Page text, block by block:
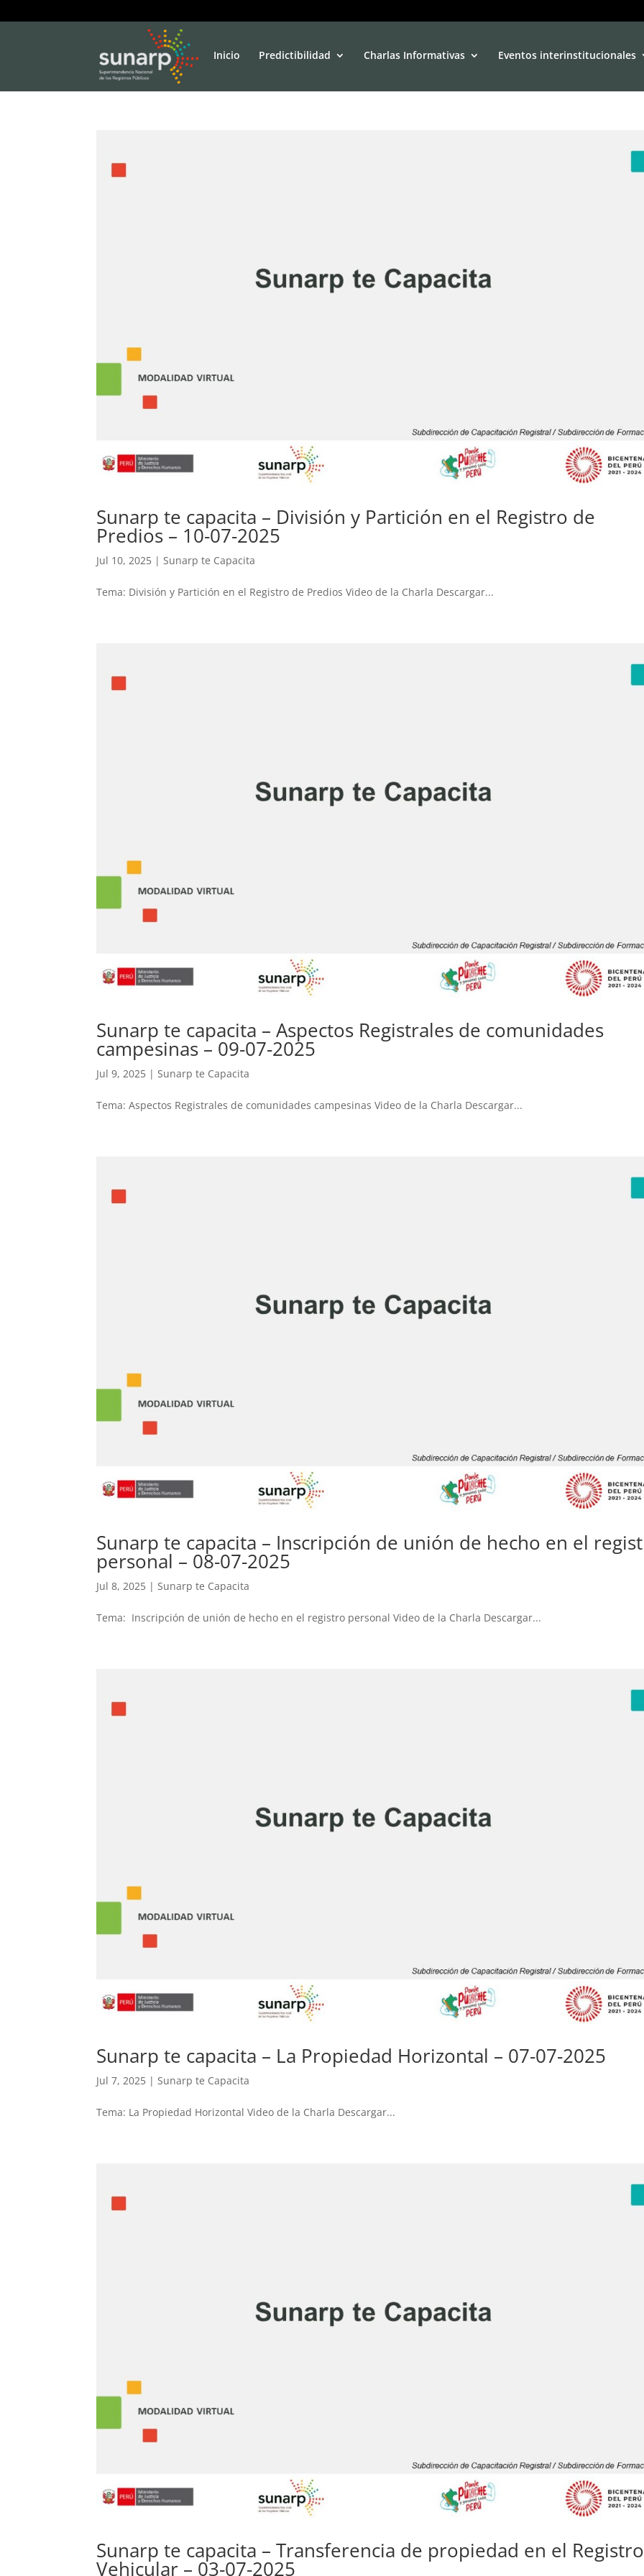
Inicio Predictibilidad Charlas Informativas Eventos interinstitucionales
Sunarp te capacita – División y Partición en el Registro de
Predios – 10-07-2025
Jul 10, 2025 | Sunarp te Capacita
Tema: División y Partición en el Registro de Predios Video de la Charla Descargar...
Sunarp te capacita – Aspectos Registrales de comunidades
campesinas – 09-07-2025
Jul 9, 2025 | Sunarp te Capacita
Tema: Aspectos Registrales de comunidades campesinas Video de la Charla Descargar...
Sunarp te capacita – Inscripción de unión de hecho en el
personal – 08-07-2025
Jul 8, 2025 |Sunarp te Capacita
Tema: Inscripción de unión de hecho en el registro personal Video de la Charla Descargar...
Sunarp te capacita – La Propiedad Horizontal – 07-07-2025
Jul 7, 2025 |Sunarp te Capacita
Tema: La Propiedad Horizontal Video de la Charla Descargar...
Sunarp te capacita – Transferencia de propiedad en el Registro
Vehicular – 03-07-2025